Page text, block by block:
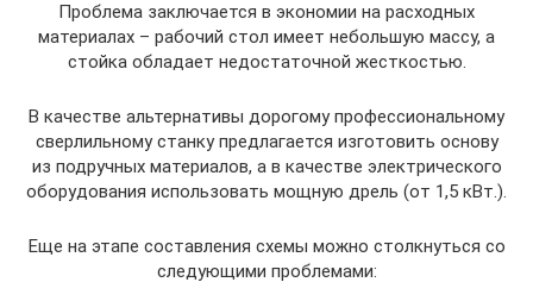
Проблема заключается в экономии на расходных
материалах – рабочий стол имеет небольшую массу, а
стойка обладает недостаточной жесткостью.
В качестве альтернативы дорогому профессиональному
сверлильному станку предлагается изготовить основу
из подручных материалов, а в качестве электрического
оборудования использовать мощную дрель (от 1,5 кВт.).
Еще на этапе составления схемы можно столкнуться со
следующими проблемами: